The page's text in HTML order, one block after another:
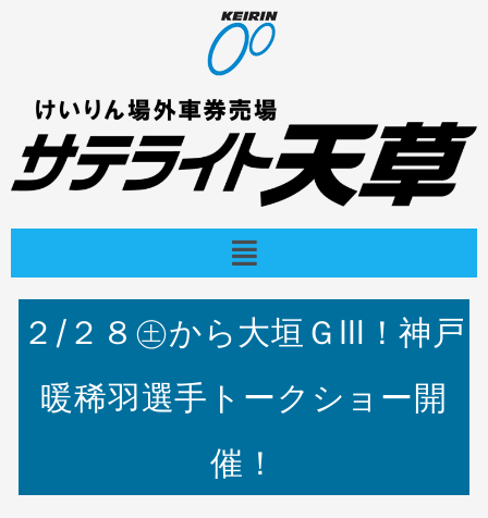
メ
ニ
ュ
２/２８㊏から大垣ＧⅢ！神戸
暖稀羽選手トークショー開
催！